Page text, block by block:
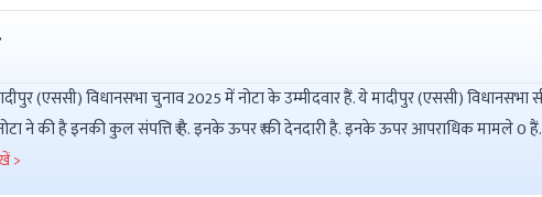
(एससी) विधानसभा चुनाव 2025 में नोटा के उम्मीदवार हैं. ये मादीपुर (एससी) विधानसभा सीट से चुनाव लड़ रहे हैं.
वर्षीय नोटा ने की है इनकी कुल संपत्ति ₹ है. इनके ऊपर ₹ की देनदारी है. इनके ऊपर आपराधिक मामले 0 हैं.
>